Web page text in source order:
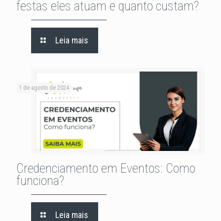
festas eles atuam e quanto custam?
Leia mais
1 de agosto de 2024
Credenciamento em Eventos: Como
funciona?
Leia mais